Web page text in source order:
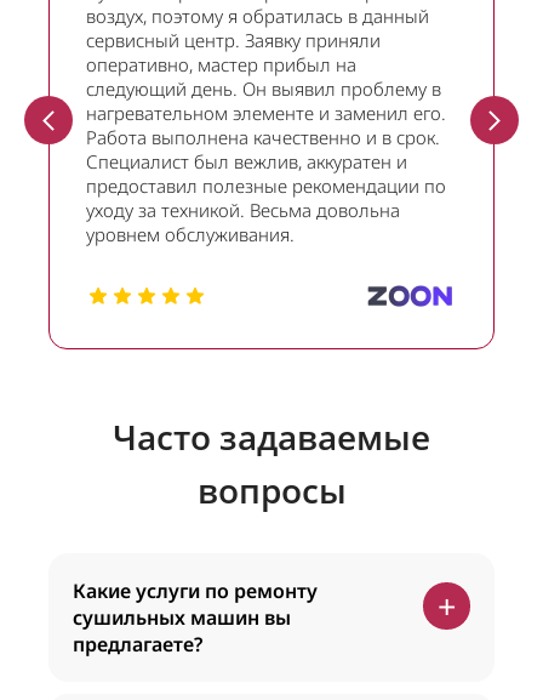
воздух, поэтому я обратилась в данный
сервисный центр. Заявку приняли
оперативно, мастер прибыл на
следующий день. Он выявил проблему в
нагревательном элементе и заменил его.
Работа выполнена качественно и в срок.
Специалист был вежлив, аккуратен и
предоставил полезные рекомендации по
уходу за техникой. Весьма довольна
уровнем обслуживания.
Часто задаваемые
вопросы
Какие услуги по ремонту
сушильных машин вы
предлагаете?
+